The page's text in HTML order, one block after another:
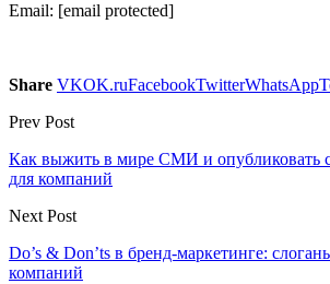
Email: [email protected]
Share VKOK.ruFacebookTwitterWhatsApp
Prev Post
Как выжить в мире СМИ и опубликовать
для компаний
Next Post
Do’s & Don’ts в бренд-маркетинге:
компаний